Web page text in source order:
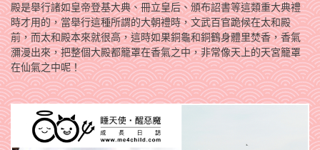
殿是舉行諸如皇帝登基大典、冊立皇后、頒布詔書等這類重大典禮
時才用的，當舉行這種所謂的大朝禮時，文武百官跪候在太和殿
前，而太和殿本來就很高，這時如果銅龜和銅鶴身體里焚香，香氣
瀰漫出來，把整個大殿都籠罩在香氣之中，非常像天上的天宮籠罩
在仙氣之中呢！